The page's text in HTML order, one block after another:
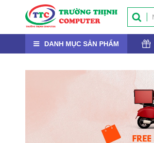
DANH MỤC SẢN PHẨM